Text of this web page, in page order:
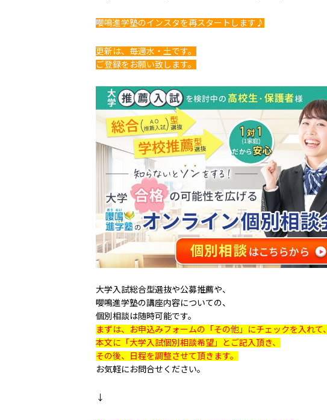
嚶鳴進学塾のインスタを再スタートします♪
更新は、毎週水・土です。
ご登録をお願い致します。
大学入試総合型選抜や公募推薦や、
嚶鳴進学塾の講座内容についての、
個別相談は随時可能です。
まずは、お申込みフォームの「その他」にチェックを入れて、
本文に「大学入試個別相談希望」とご記入頂き、
その後、日程を調整させて頂きます。
お気軽にお問合せください。
↓